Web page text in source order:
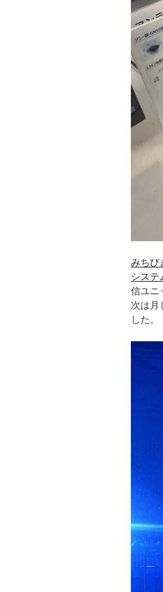
みちび
システ
信ユニ
次は月
した。